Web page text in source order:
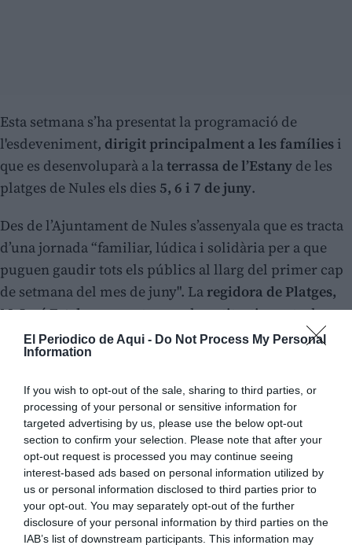
El Periodico de Aqui - Do Not Process My Personal
Information
If you wish to opt-out of the sale, sharing to third parties, or
processing of your personal or sensitive information for
targeted advertising by us, please use the below opt-out
section to confirm your selection. Please note that after your
opt-out request is processed you may continue seeing
interest-based ads based on personal information utilized by
us or personal information disclosed to third parties prior to
your opt-out. You may separately opt-out of the further
disclosure of your personal information by third parties on the
IAB’s list of downstream participants. This information may
Esta setmana s’ha presentat la programació de
l'esdeveniment, dirigit principalment a les famílies i
que es desenvoluparà a laterrassa de l’Estany de les
platges de Nules els dies 5, 6 i 7 de juny.
Des de l’Ajuntament de Nules s’assenyala que es tracta
d’una jornada “familiar, lúdica i solidària per a que
puguen gaudir tots els públics al llarg del primer cap
de setmana del mes de juny". Laregidora de Platges,
M. José Esteban,apunta que el contitsoti aposta de nou
"per una programació d’estiu,iniciant amb este
Nature Fest la temporada estival